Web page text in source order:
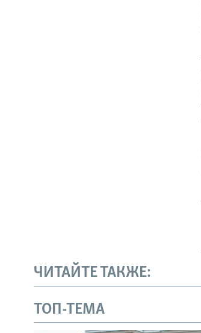
ЧИТАЙТЕ ТАКЖЕ:
ТОП-ТЕМА